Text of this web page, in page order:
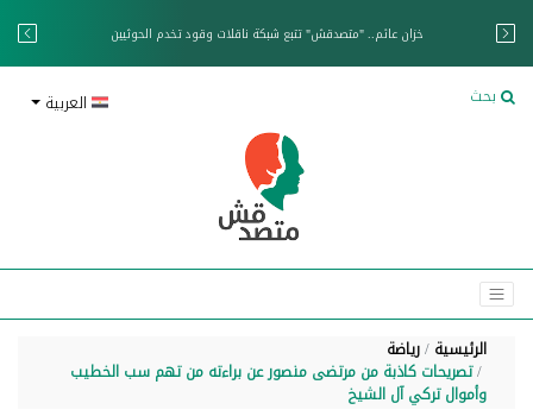
خزان عائم.. "متصدقش" تتبع شبكة ناقلات وقود تخدم الحوثيين
بحث العربية
الرئيسية رياضة
تصريحات كاذبة من مرتضى منصور عن براءته من تهم سب الخطيب
وأموال تركي آل الشيخ